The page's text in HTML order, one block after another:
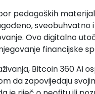
pedagoških
sveobuhvatno
Ovo digitalno
financijske
Bitcoin 360 Ai
da zapovijedaju